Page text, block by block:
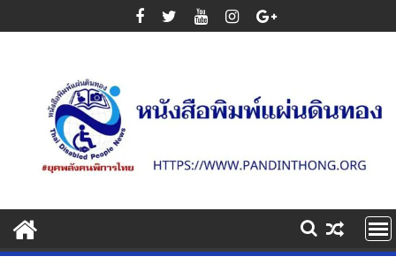
to